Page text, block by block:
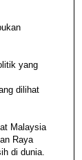
yang
dilihat
Malaysia
Raya
di dunia.